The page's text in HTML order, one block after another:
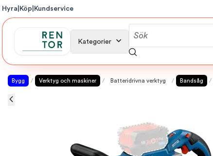
Hyra Köp Kundservice
Kategorier
Bygg / Verktyg och maskiner / Batteridrivna verktyg / Bandsåg /